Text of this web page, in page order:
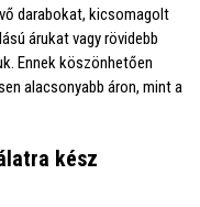
darabokat, kicsomagolt
árukat vagy rövidebb
Ennek köszönhetően
alacsonyabb áron, mint a
kész